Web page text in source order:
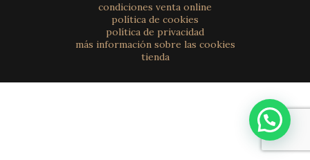
condiciones venta online
política de cookies
política de privacidad
más información sobre las cookies
tienda